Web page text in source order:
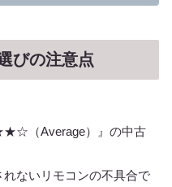
びの注意点
（Average）』の中古
ないリモコンの不具合で